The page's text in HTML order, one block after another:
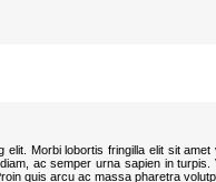
Morbi lobortis fringilla elit sit amet
ac semper urna sapien in turpis.
quis arcu ac massa pharetra